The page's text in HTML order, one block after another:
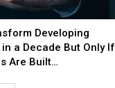
Developing
a Decade But Only If
Are Built…